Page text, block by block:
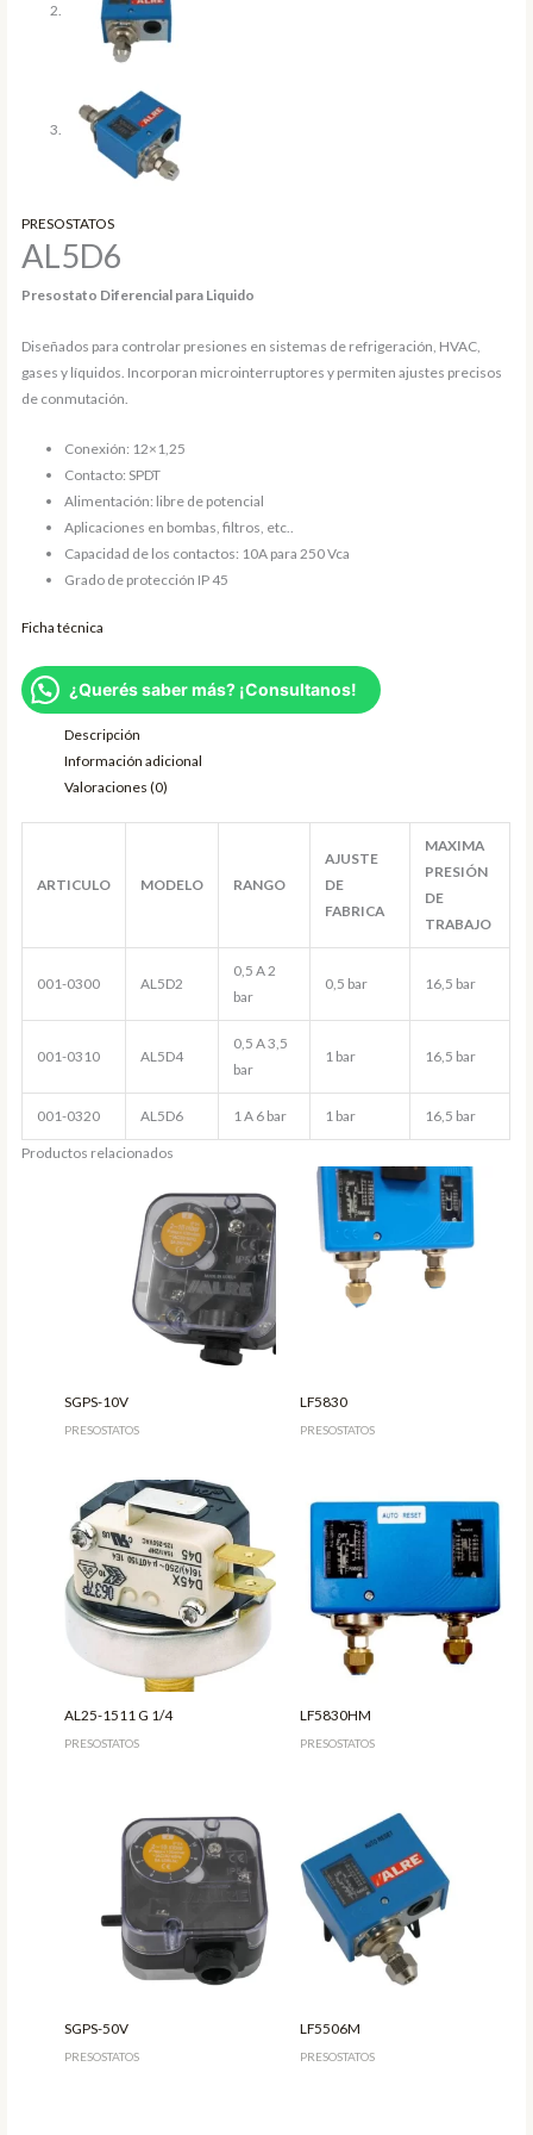
PRESOSTATOS
AL5D6
Presostato Diferencial para Liquido
Diseñados para controlar presiones en sistemas de refrigeración, HVAC,
gases y líquidos. Incorporan microinterruptores y permiten ajustes precisos
de conmutación.
Conexión: 12×1,25
Contacto: SPDT
Alimentación: libre de potencial
Aplicaciones en bombas, filtros, etc..
Capacidad de los contactos: 10A para 250 Vca
Grado de protección IP 45
Ficha técnica
¿Querés saber más? ¡Consultanos!
Descripción
Información adicional
Valoraciones (0)
ARTICULO MODELO RANGO
AJUSTE
DE
FABRICA
MAXIMA
PRESIÓN
DE
TRABAJO
001-0300 AL5D2
0,5 A 2
bar
0,5 bar 16,5 bar
001-0310 AL5D4
0,5 A 3,5
bar
1 bar 16,5 bar
001-0320 AL5D6 1 A 6 bar 1 bar 16,5 bar
Productos relacionados
SGPS-10V
PRESOSTATOS
LF5830
PRESOSTATOS
AL25-1511 G 1/4
PRESOSTATOS
LF5830HM
PRESOSTATOS
SGPS-50V
PRESOSTATOS
LF5506M
PRESOSTATOS